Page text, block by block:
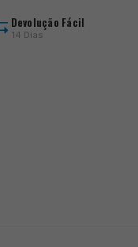
Devolução Fácil
14 Dias